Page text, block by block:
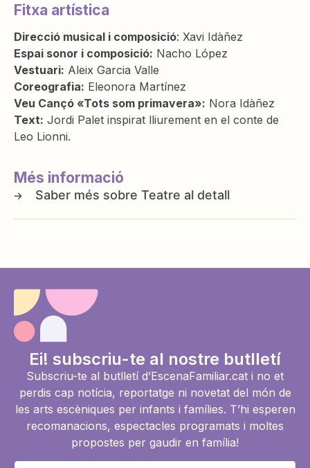
Fitxa artística
Direcció musical i composició: Xavi Idàñez
Espai sonor i composició: Nacho López
Vestuari: Aleix Garcia Valle
Coreografia: Eleonora Martínez
Veu Cançó «Tots som primavera»: Nora Idàñez
Text: Jordi Palet inspirat lliurement en el conte de
Leo Lionni.
Més informació
Teatre al detall
Ei! subscriu-te al nostre butlletí
Subscriu-te al butlletí d’EscenaFamiliar.cat i no et
perdis cap notícia, reportatge ni novetat del món de
les arts escèniques per infants i famílies. T’hi esperen
recomanacions, espectacles programats i moltes
propostes per gaudir en família!